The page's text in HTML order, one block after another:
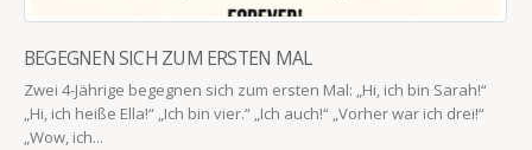
BEGEGNEN SICH ZUM ERSTEN MAL
Zwei 4-Jährige begegnen sich zum ersten Mal: „Hi, ich bin Sarah!“
„Hi, ich heiße Ella!“ „Ich bin vier.“ „Ich auch!“ „Vorher war ich drei!“
„Wow, ich...